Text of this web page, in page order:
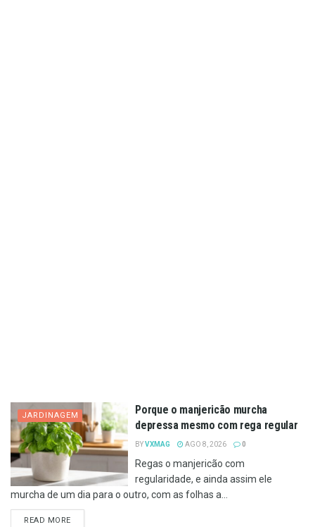
JARDINAGEM
Porque o manjericão murcha
depressa mesmo com rega regular
BYVXMAG AGO 8, 2026 0
Regas o manjericão com
regularidade, e ainda assim ele
murcha de um dia para o outro, com as folhas a...
READ MOREDETAILS